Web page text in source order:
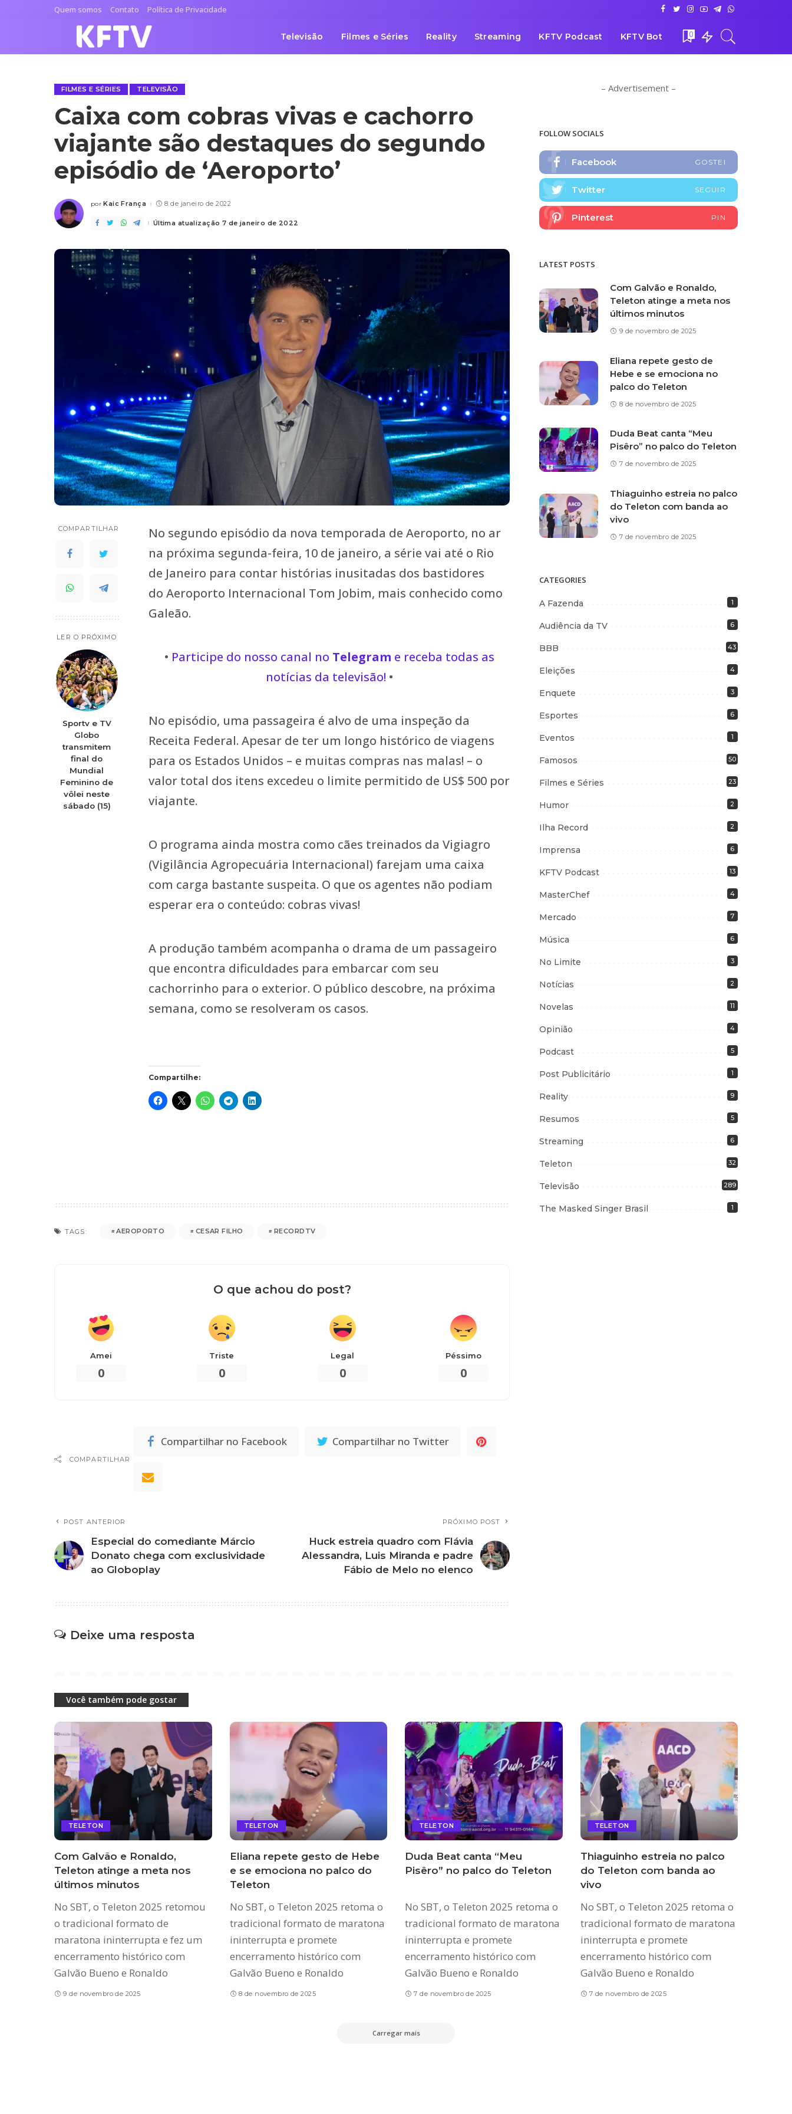
Quem somos Contato Política de Privacidade
Televisão Filmes e Séries Reality Streaming KFTV Podcast KFTV Bot 0
FILMES E SÉRIES TELEVISÃO
Caixa com cobras vivas e cachorro
viajante são destaques do segundo
episódio de ‘Aeroporto’
Posted
por Kaic França 8 de janeiro de 2022
Última atualização 7 de janeiro de 2022
COMPARTILHAR
LER O PRÓXIMO
Sportv e TV
Globo
transmitem
final do
Mundial
Feminino de
vôlei neste
sábado (15)
No segundo episódio da nova temporada de Aeroporto, no ar
na próxima segunda-feira, 10 de janeiro, a série vai até o Rio
de Janeiro para contar histórias inusitadas dos bastidores
do Aeroporto Internacional Tom Jobim, mais conhecido como
Galeão.
• Participe do nosso canal no Telegram e receba todas as
notícias da televisão! •
No episódio, uma passageira é alvo de uma inspeção da
Receita Federal. Apesar de ter um longo histórico de viagens
para os Estados Unidos – e muitas compras nas malas! – o
valor total dos itens excedeu o limite permitido de US$ 500 por
viajante.
O programa ainda mostra como cães treinados da Vigiagro
(Vigilância Agropecuária Internacional) farejam uma caixa
com carga bastante suspeita. O que os agentes não podiam
esperar era o conteúdo: cobras vivas!
A produção também acompanha o drama de um passageiro
que encontra dificuldades para embarcar com seu
cachorrinho para o exterior. O público descobre, na próxima
semana, como se resolveram os casos.
Compartilhe:
TAGS: AEROPORTO CESAR FILHO RECORDTV
O que achou do post?
Amei
0
Triste
0
Legal
0
Péssimo
0
COMPARTILHAR
Compartilhar no Facebook Compartilhar no Twitter
POST ANTERIOR
Especial do comediante Márcio
Donato chega com exclusividade
ao Globoplay
PRÓXIMO POST
Huck estreia quadro com Flávia
Alessandra, Luis Miranda e padre
Fábio de Melo no elenco
Deixe uma resposta
– Advertisement –
FOLLOW SOCIALS
Facebook GOSTEI
Twitter SEGUIR
Pinterest PIN
LATEST POSTS
Com Galvão e Ronaldo,
Teleton atinge a meta nos
últimos minutos
9 de novembro de 2025
Eliana repete gesto de
Hebe e se emociona no
palco do Teleton
8 de novembro de 2025
Duda Beat canta “Meu
Pisêro” no palco do Teleton
7 de novembro de 2025
Thiaguinho estreia no palco
do Teleton com banda ao
vivo
7 de novembro de 2025
CATEGORIES
A Fazenda 1
Audiência da TV 6
BBB 43
Eleições 4
Enquete 3
Esportes 6
Eventos 1
Famosos 50
Filmes e Séries 23
Humor 2
Ilha Record 2
Imprensa 6
KFTV Podcast 13
MasterChef 4
Mercado 7
Música 6
No Limite 3
Notícias 2
Novelas 11
Opinião 4
Podcast 5
Post Publicitário 1
Reality 9
Resumos 5
Streaming 6
Teleton 32
Televisão 289
The Masked Singer Brasil 1
Você também pode gostar
TELETON
Com Galvão e Ronaldo,
Teleton atinge a meta nos
últimos minutos
No SBT, o Teleton 2025 retomou
o tradicional formato de
maratona ininterrupta e fez um
encerramento histórico com
Galvão Bueno e Ronaldo
9 de novembro de 2025
TELETON
Eliana repete gesto de Hebe
e se emociona no palco do
Teleton
No SBT, o Teleton 2025 retoma o
tradicional formato de maratona
ininterrupta e promete
encerramento histórico com
Galvão Bueno e Ronaldo
8 de novembro de 2025
TELETON
Duda Beat canta “Meu
Pisêro” no palco do Teleton
No SBT, o Teleton 2025 retoma o
tradicional formato de maratona
ininterrupta e promete
encerramento histórico com
Galvão Bueno e Ronaldo
7 de novembro de 2025
TELETON
Thiaguinho estreia no palco
do Teleton com banda ao
vivo
No SBT, o Teleton 2025 retoma o
tradicional formato de maratona
ininterrupta e promete
encerramento histórico com
Galvão Bueno e Ronaldo
7 de novembro de 2025
Carregar mais